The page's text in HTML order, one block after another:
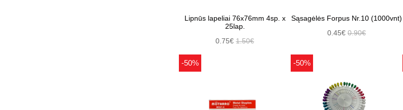
Lipnūs lapeliai 76x76mm 4sp. x
25lap.
0.75€ 1.50€
Sąsagėlės Forpus Nr.10 (1000vnt)
0.45€ 0.90€
-50% -50%